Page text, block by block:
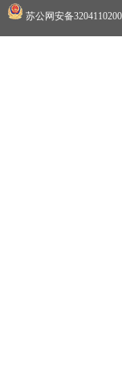
苏公网安备